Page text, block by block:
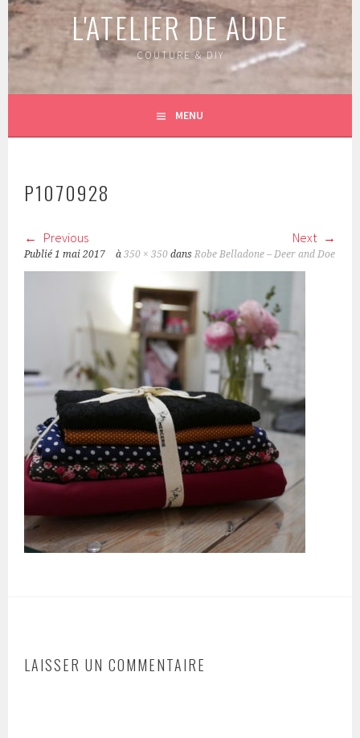
L'ATELIER DE AUDE
COUTURE & DIY
MENU
P1070928
Previous Next
Publié1 mai 2017 à350 × 350 dansRobe Belladone – Deer and Doe
LAISSER UN COMMENTAIRE